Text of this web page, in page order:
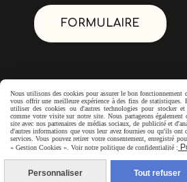
FORMULAIRE
Nous utilisons des cookies pour assurer le bon fonctionnement
vous offrir une meilleure expérience à des fins de statistiques.
utiliser des cookies ou d'autres technologies pour stocker et
comme votre visite sur notre site. Nous partageons
site avec nos partenaires de médias sociaux, de publicité et
d'autres informations que vous leur avez fournies ou qu'ils ont
services. Vous pouvez retirer votre consentement, enregistré
« Gestion Cookies ». Voir notre politique de confidentialité :
Personnaliser Tout refuser